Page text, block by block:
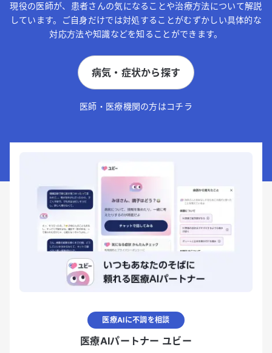
現役の医師が、患者さんの気になることや治療方法について解説
しています。ご自身だけでは対処することがむずかしい具体的な
対応方法や知識などを知ることができます。
病気・症状から探す
医師・医療機関の方はコチラ
医療AIに不調を相談
医療AIパートナー ユビー